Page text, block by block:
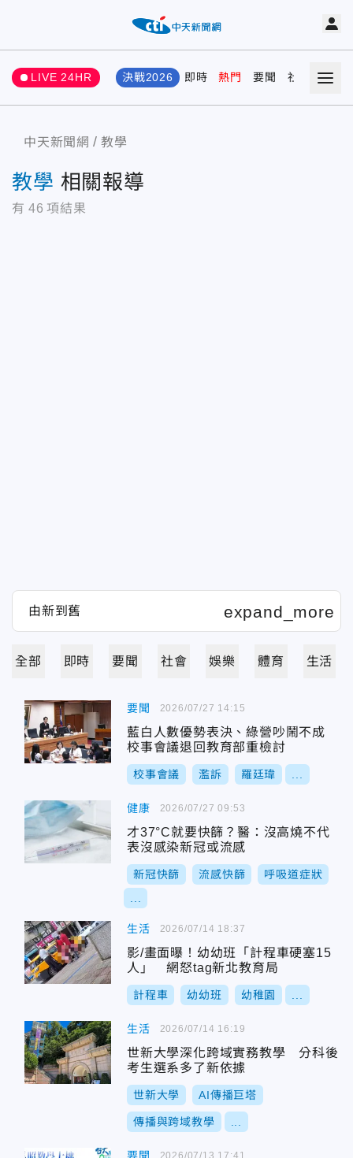
LIVE 24HR 決戰2026 即時 熱門 要聞 社會 娛樂
中天新聞網 教學
教學 相關報導
有 46 項結果
全部 即時 要聞 社會 娛樂 體育 生活
要聞
藍白人數優勢表決、綠營吵鬧不成
校事會議退回教育部重檢討
校事會議 濫訴 羅廷瑋
2026/07/27 14:15
健康
才37°C就要快篩？醫：沒高燒不代
表沒感染新冠或流感
新冠快篩 流感快篩 呼吸道症狀
2026/07/27 09:53
生活
影/畫面曝！幼幼班「計程車硬塞15
人」 網怒tag新北教育局
計程車 幼幼班 幼稚園
2026/07/14 18:37
生活
世新大學深化跨域實務教學 分科後
考生選系多了新依據
世新大學 AI傳播巨塔
傳播與跨域教學
2026/07/14 16:19
2026/07/13 17:41